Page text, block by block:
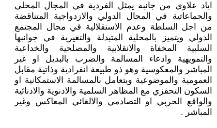
اياد علاوي من جانبه يمثل الفردية في المجال المحلي
والجماعاتية في المجال الدولي والازدواجية المتناقضة
من اجل السلطة وعدم الاستقلالية في مجال المجتمع
الدولي ويتميز بالمحلية المتبدلة والتغيرية في جوانبها
السلبية المخفاة والانقلابية والمصلحية والخداعية
والتمويهية وادعاء المسالمة والضرب بالبديل او غير
المباشر والمعكوسية وهو ذو طبيعة انفرادية وذاتية مقابل
العمومية والموضوعية ويتعامل بالمسالمة الاستمكانية او
السكون التحفزي مع المظاهر السلمية والادنوية والادنائية
والواقع الحربي او التصادمي والالغائي المعاكس وغير
المباشر .